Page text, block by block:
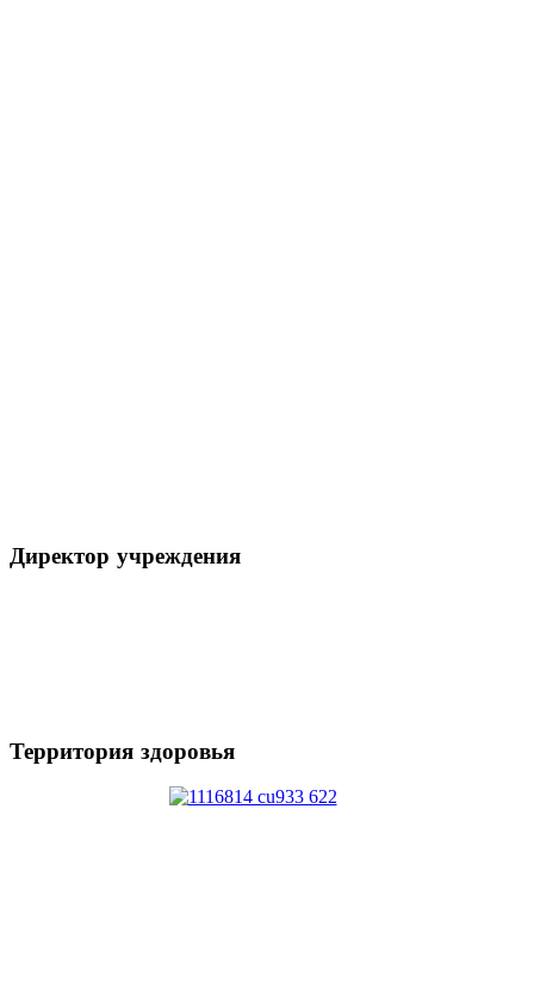
Директор учреждения
Территория здоровья